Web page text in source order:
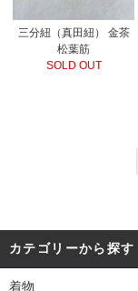
三分紐（真田紐） 金茶
松葉筋
SOLD OUT
カテゴリーから探す
着物